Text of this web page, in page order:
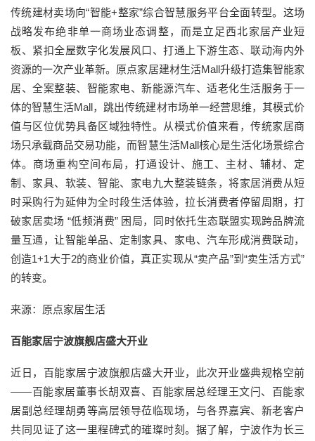
传统建材卖场向“智能+整家”综合智慧服务平台全面转型。这场
战略发布绝非单一商场业态调整，而是立足西北家居产业短
板、紧扣全屋数字化发展风口、打通上下游生态、联动海内外
资源的一次产业革新。原点家居建材生活Mall升级打造集智能家
居、全案整装、智能家电、新能源汽车、适老化生活服务于一
体的智慧生活Mall，跳出传统建材市场单一经营思维，其模式价
值与区位优势具备区域独特性。从模式价值来看，传统家居商
场只承载商品交易功能，而智慧生活Mall核心是生活化场景综合
体。商场重构空间布局，打通设计、施工、主材、辅材、定
制、家具、软装、智能、家电九大整装链条，将家居消费从短
时采购行为延伸为全时段生活体验，拉长消费者停留周期，打
破家居卖场 “低频消费” 困局，同时依托生态联盟实现跨品牌流
量互通，让智能单品、定制家具、家电、汽车形成消费联动，
创造1+1大于2的商业价值，真正实现从“卖产品”到“卖生活方式”
的转变。
来源：原点家居生活
百能家居宁波旗舰店盛大开业
近日，百能家居宁波旗舰店盛大开业，此次开业盛典规格空前
——百能家居董事长胡双喜、百能家居总经理王文闩、百能家
居副总经理胡勇等高层领导莅临现场，与各界嘉宾、新老客户
共同见证了这一里程碑式的璀璨时刻。据了解，宁波作为长三